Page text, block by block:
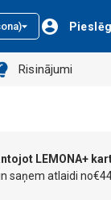
Risinājumi
LEMONA+
saņem atlaidi no€